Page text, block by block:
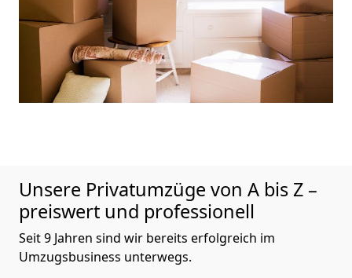
Unsere Privatumzüge von A bis Z –
preiswert und professionell
Seit 9 Jahren sind wir bereits erfolgreich im
Umzugsbusiness unterwegs.